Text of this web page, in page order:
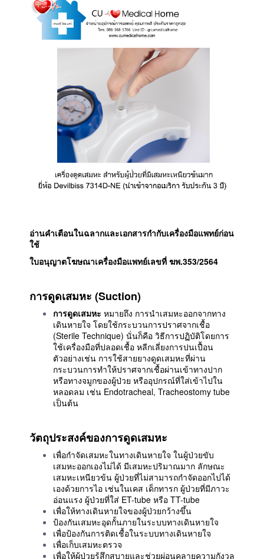
อ่านคำเตือนในฉลากและเอกสารกำกับเครื่องมือแพทย์ก่อน
ใช้
ใบอนุญาตโฆษณาเครื่องมือแพทย์เลขที่ ฆพ.353/2564
การดูดเสมหะ (Suction)
การดูดเสมหะ หมายถึง การนำเสมหะออกจากทาง
เดินหายใจ โดยใช้กระบวนการปราศจากเชื้อ
(Sterile Technique) นั่นก็คือ วิธีการปฏิบัติโดยการ
ใช้เครื่องมือที่ปลอดเชื้อ หลีกเลี่ยงการปนเปื้อน
ตัวอย่างเช่น การใช้สายยางดูดเสมหะที่ผ่าน
กระบวนการทำให้ปราศจากเชื้อผ่านเข้าทางปาก
หรือทางจมูกของผู้ป่วย หรืออุปกรณ์ที่ใส่เข้าไปใน
หลอดลม เช่น Endotracheal, Tracheostomy tube
เป็นต้น
วัตถุประสงค์ของการดูดเสมหะ
เพื่อกำจัดเสมหะในทางเดินหายใจ ในผู้ป่วยขับ
เสมหะออกเองไม่ได้ มีเสมหะปริมาณมาก ลักษณะ
เสมหะเหนียวข้น ผู้ป่วยที่ไม่สามารถกำจัดออกไปได้
เองด้วยการไอ เช่นในเคส เด็กทารก ผู้ป่วยที่มีภาวะ
อ่อนแรง ผู้ป่วยที่ใส่ ET-tube หรือ TT-tube
เพื่อให้ทางเดินหายใจของผู้ป่วยกว้างขึ้น
ป้องกันเสมหะอุดกั้นภายในระบบทางเดินหายใจ
เพื่อป้องกันการติดเชื้อในระบบทางเดินหายใจ
เพื่อเก็บเสมหะตรวจ
เพื่อให้ผู้ป่วยรู้สึกสบายและช่วยผ่อนคลายความกังวล